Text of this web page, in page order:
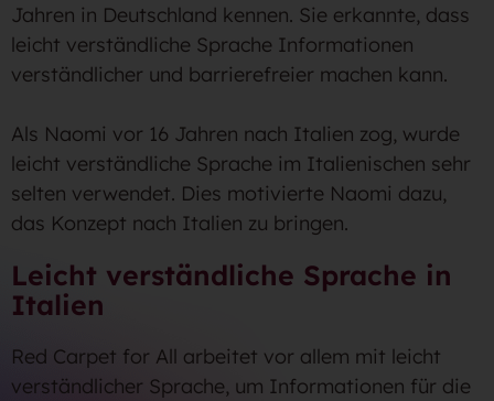
Jahren in Deutschland kennen. Sie erkannte, dass
leicht verständliche Sprache Informationen
verständlicher und barrierefreier machen kann.
Als Naomi vor 16 Jahren nach Italien zog, wurde
leicht verständliche Sprache im Italienischen sehr
selten verwendet. Dies motivierte Naomi dazu,
das Konzept nach Italien zu bringen.
Leicht verständliche Sprache in
Italien
Red Carpet for All arbeitet vor allem mit leicht
verständlicher Sprache, um Informationen für die